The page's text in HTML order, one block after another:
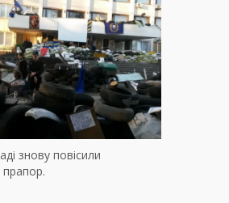
знову повісили
прапор.